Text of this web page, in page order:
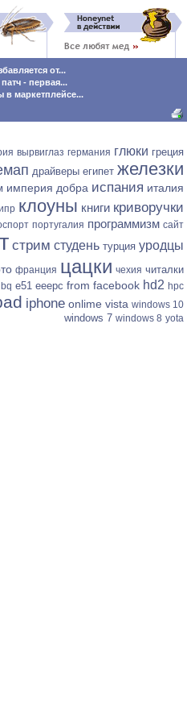
от...
- первая...
маркетплейсе...
вырвиглаз германия глюки греция
драйверы египет железки
империя добра испания италия
клоуны книги криворучки
португалия программизм сайт
стрим студень турция уродцы
франция цацки чехия читалки
bq e51 eeepc from facebook hd2 hpc
iphone onlime vista windows 10
windows 7 windows 8 yota